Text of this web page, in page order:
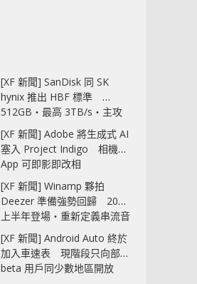
[XF 新聞] SanDisk 同 SK
hynix 推出 HBF 標準
512GB‧最高 3TB/s‧主攻
AI 記憶體
[XF 新聞] Adobe 將生成式 AI
塞入 Project Indigo 相機
App 可即影即改相
[XF 新聞] Winamp 夥拍
Deezer 準備強勢回歸 2027
上半年登場‧重新定義串流音
樂播放器
[XF 新聞] Android Auto 終於
加入車速表 現階段只向部分
beta 用戶同少數地區開放